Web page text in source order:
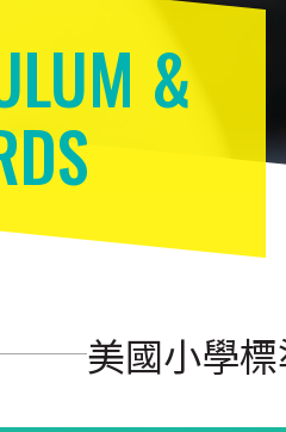
&
美國小學標